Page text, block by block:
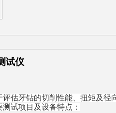
试仪
评估牙钻的切削性能、扭矩及径
试项目及设备特点：